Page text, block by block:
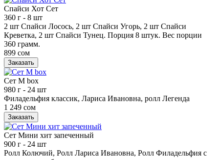
Спайси Хот Сет
360 г - 8 шт
2 шт Спайси Лосось, 2 шт Спайси Угорь, 2 шт Спайси
Креветка, 2 шт Спайси Тунец. Порция 8 штук. Вес порции
360 грамм.
899 сом
Заказать
Сет М box
980 г - 24 шт
Филадельфия классик, Лариса Ивановна, ролл Легенда
1 249 сом
Заказать
Сет Мини хит запеченный
900 г - 24 шт
Ролл Колючий, Ролл Лариса Ивановна, Ролл Филадельфия с